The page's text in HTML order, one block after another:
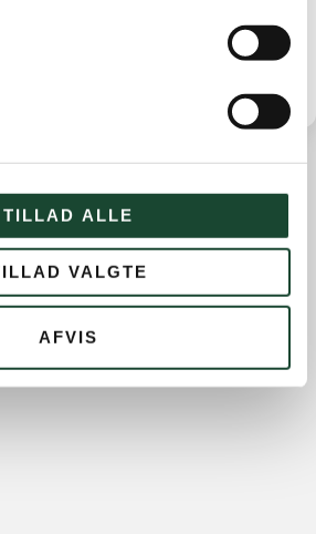
TILLAD ALLE
VALGTE
AFVIS